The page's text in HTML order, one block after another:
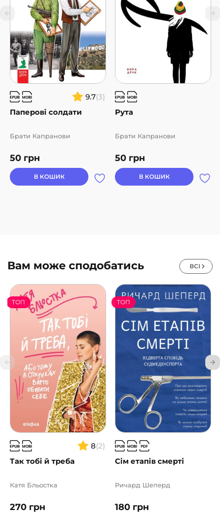
9.7(3)
Паперові солдати
50 грн
Брати Капранови
В КОШИК
Рута
50 грн
Брати Капранови
В КОШИК
Вам може сподобатись ВСІ
8(2)
Так тобі й треба
ТОП
270 грн
Катя Бльостка
Сім етапів смерті
ТОП
180 грн
Ричард Шеперд